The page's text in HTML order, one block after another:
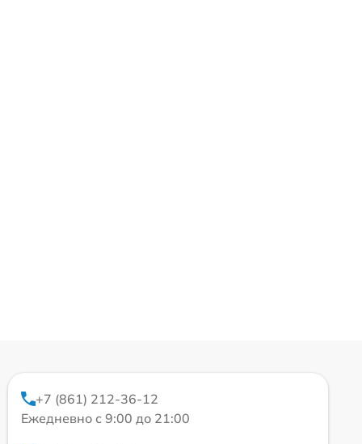
+7 (861) 212-36-12
Ежедневно с 9:00 до 21:00